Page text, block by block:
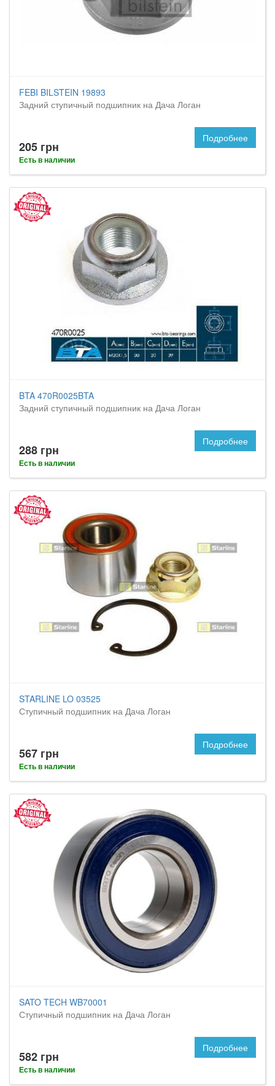
FEBI BILSTEIN 19893
Задний ступичный подшипник на Дача Логан
205 грн
Есть в наличии
Подробнее
BTA 470R0025BTA
Задний ступичный подшипник на Дача Логан
288 грн
Есть в наличии
Подробнее
STARLINE LO 03525
Ступичный подшипник на Дача Логан
567 грн
Есть в наличии
Подробнее
SATO TECH WB70001
Ступичный подшипник на Дача Логан
582 грн
Есть в наличии
Подробнее